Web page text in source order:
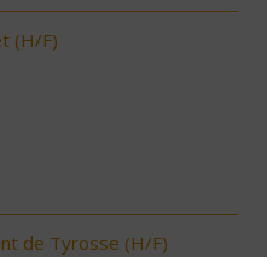
(H/F)
de Tyrosse (H/F)